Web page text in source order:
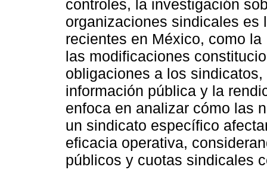
controles, la investigación
organizaciones sindicales es
recientes en México, como
las modificaciones
obligaciones a los
información pública y la
enfoca en analizar cómo las
un sindicato específico
eficacia operativa,
públicos y cuotas sindicales